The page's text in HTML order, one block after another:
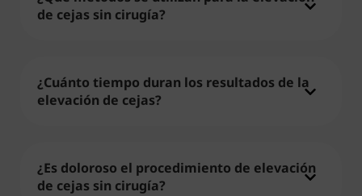
de cejas sin cirugía?
¿Cuánto tiempo duran los resultados de la
elevación de cejas?
¿Es doloroso el procedimiento de elevación
de cejas sin cirugía?